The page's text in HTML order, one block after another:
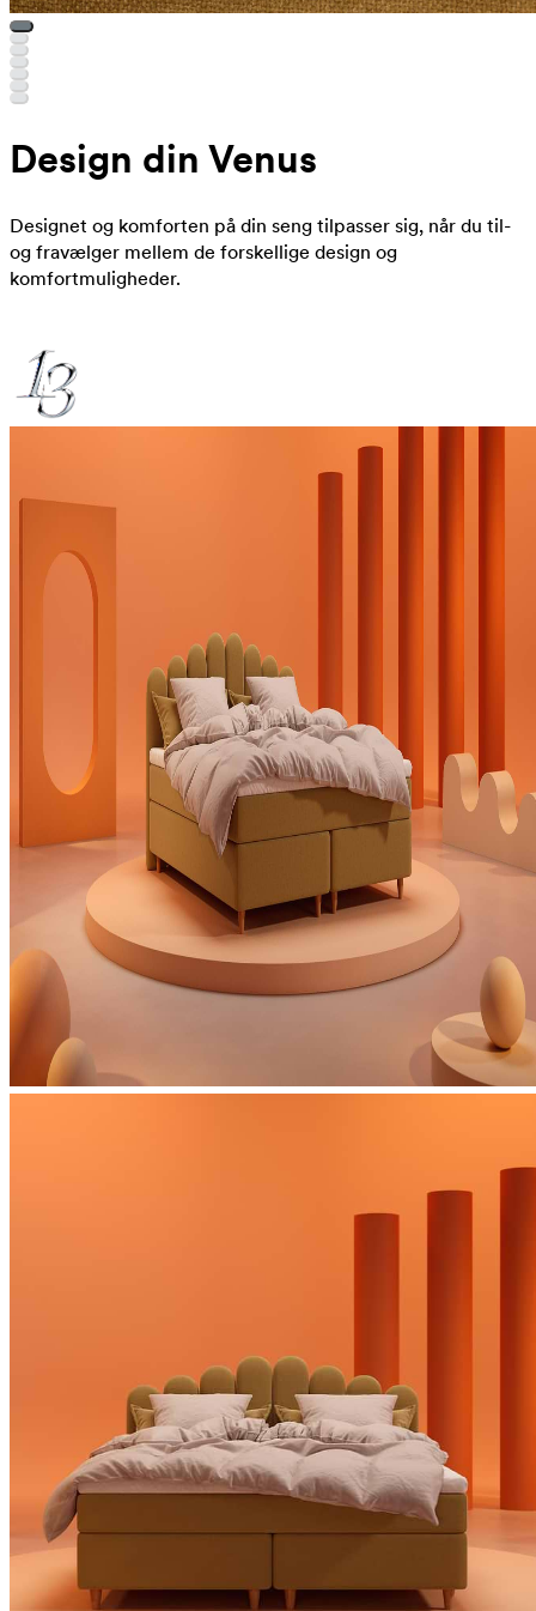
Design din Venus
Designet og komforten på din seng tilpasser sig, når du til-
og fravælger mellem de forskellige design og
komfortmuligheder.